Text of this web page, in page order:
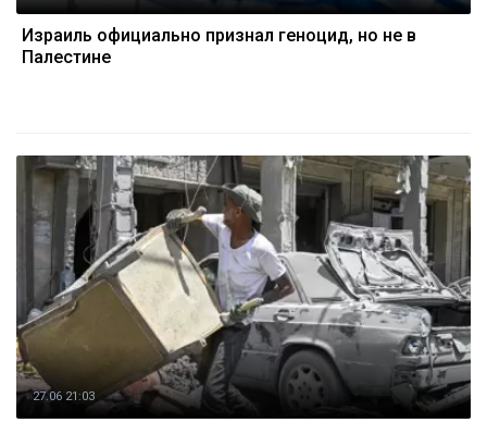
Израиль официально признал геноцид, но не в
Палестине
27.06 21:03